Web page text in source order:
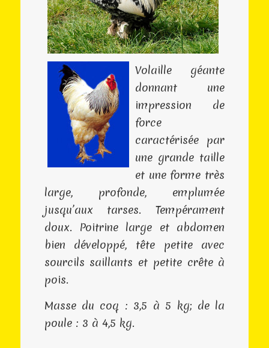
Volaille géante
donnant une
impression de
force
caractérisée par
une grande taille
et une forme très
large, profonde, emplumée
jusqu’aux tarses. Tempérament
doux. Poitrine large et abdomen
bien développé, tête petite avec
sourcils saillants et petite crête à
pois.
Masse du coq : 3,5 à 5 kg; de la
poule : 3 à 4,5 kg.